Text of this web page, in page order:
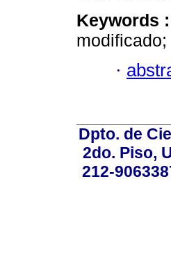
Keywords :
·
Dpto. de
2do. Piso,
212-